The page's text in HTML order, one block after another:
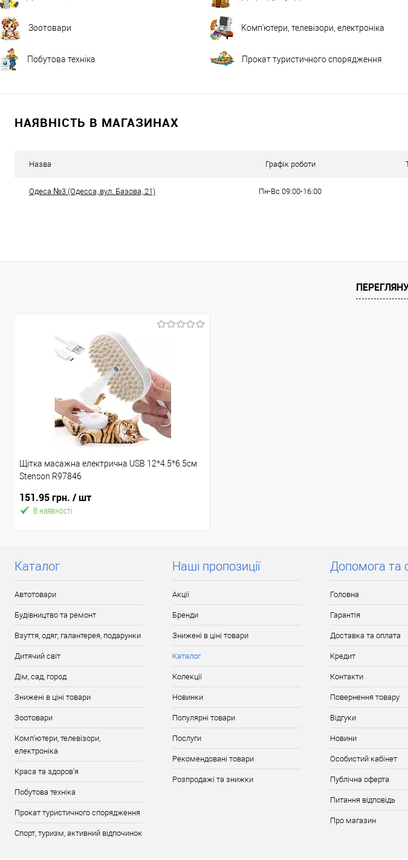
Зоотовари Комп'ютери, телевізори, електроніка
Побутова техніка Прокат туристичного спорядження
НАЯВНІСТЬ В МАГАЗИНАХ
Назва Графік роботи
Одеса №3 (Одесса, вул. Базова, 21) Пн-Вс 09:00-16:00
Щітка масажна електрична USB 12*4.5*6.5см
Stenson R97846
151.95 грн. / шт
В наявності
Каталог
Автотовари
Будівництво та ремонт
Взуття, одяг, галантерея, подарунки
Дитячий світ
Дім, сад, город
Знижені в ціні товари
Зоотовари
Комп'ютери, телевізори,
електроніка
Краса та здоров'я
Побутова техніка
Прокат туристичного спорядження
Спорт, туризм, активний відпочинок
Наші пропозиції
Акції
Бренди
Знижені в ціні товари
Каталог
Колекції
Новинки
Популярні товари
Послуги
Рекомендовані товари
Розпродажі та знижки
Допомога та
Головна
Гарантія
Доставка та оплата
Кредит
Контакти
Повернення товару
Відгуки
Новини
Особистий кабінет
Публічна оферта
Питання відповідь
Про магазин